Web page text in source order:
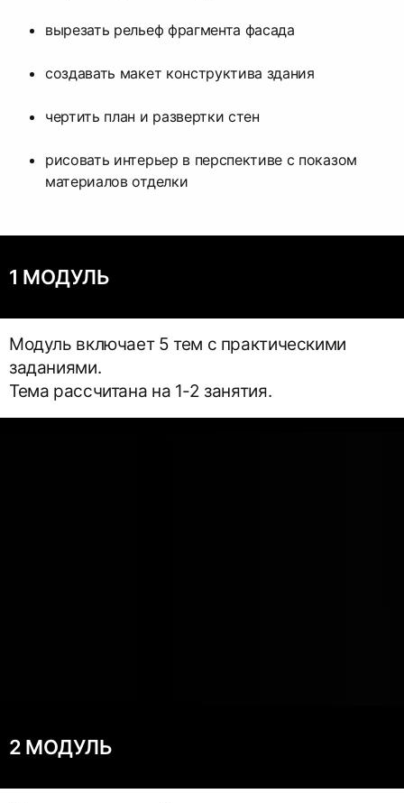
вырезать рельеф фрагмента фасада
создавать макет конструктива здания
чертить план и развертки стен
рисовать интерьер в перспективе с показом
материалов отделки
1 МОДУЛЬ
Модуль включает 5 тем с практическими
заданиями.
Тема рассчитана на 1-2 занятия.
2 МОДУЛЬ